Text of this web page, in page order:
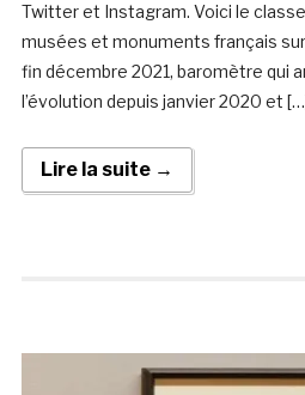
Twitter et Instagram. Voici le
musées et monuments français
fin décembre 2021, baromètre qui
l’évolution depuis janvier 2020 et
Lire la suite →